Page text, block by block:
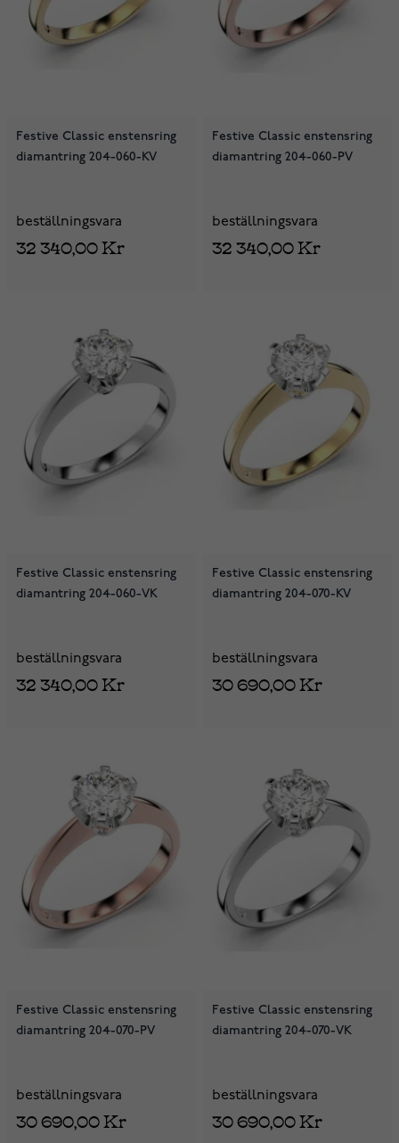
Festive Classic enstensring
diamantring 204-060-KV
beställningsvara
32 340,00 Kr
Festive Classic enstensring
diamantring 204-060-PV
beställningsvara
32 340,00 Kr
Festive Classic enstensring
diamantring 204-060-VK
beställningsvara
32 340,00 Kr
Festive Classic enstensring
diamantring 204-070-KV
beställningsvara
30 690,00 Kr
Festive Classic enstensring
diamantring 204-070-PV
beställningsvara
30 690,00 Kr
Festive Classic enstensring
diamantring 204-070-VK
beställningsvara
30 690,00 Kr